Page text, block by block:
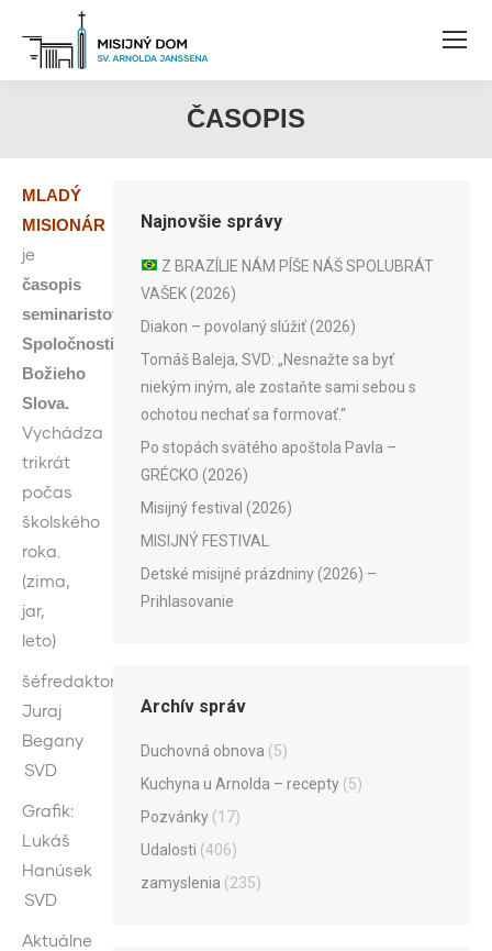
ČASOPIS
MLADÝ
MISIONÁR
je
časopis
seminaristov
Spoločnosti
Božieho
Slova.
Vychádza
trikrát
počas
školského
roka.
(zima,
jar,
leto)
šéfredaktor:
Juraj
Begany
SVD
Grafik:
Lukáš
Hanúsek
SVD
Aktuálne
Najnovšie správy
Z BRAZÍLIE NÁM PÍŠE NÁŠ SPOLUBRÁT
VAŠEK (2026)
Diakon – povolaný slúžiť (2026)
Tomáš Baleja, SVD: „Nesnažte sa byť
niekým iným, ale zostaňte sami sebou s
ochotou nechať sa formovať.“
Po stopách svätého apoštola Pavla –
GRÉCKO (2026)
Misijný festival (2026)
MISIJNÝ FESTIVAL
Detské misijné prázdniny (2026) –
Prihlasovanie
Archív správ
Duchovná obnova (5)
Kuchyna u Arnolda – recepty (5)
Pozvánky (17)
Udalosti (406)
zamyslenia (235)